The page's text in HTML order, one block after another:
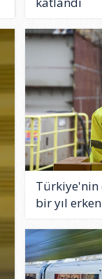
Türkiye'nin
bir yıl